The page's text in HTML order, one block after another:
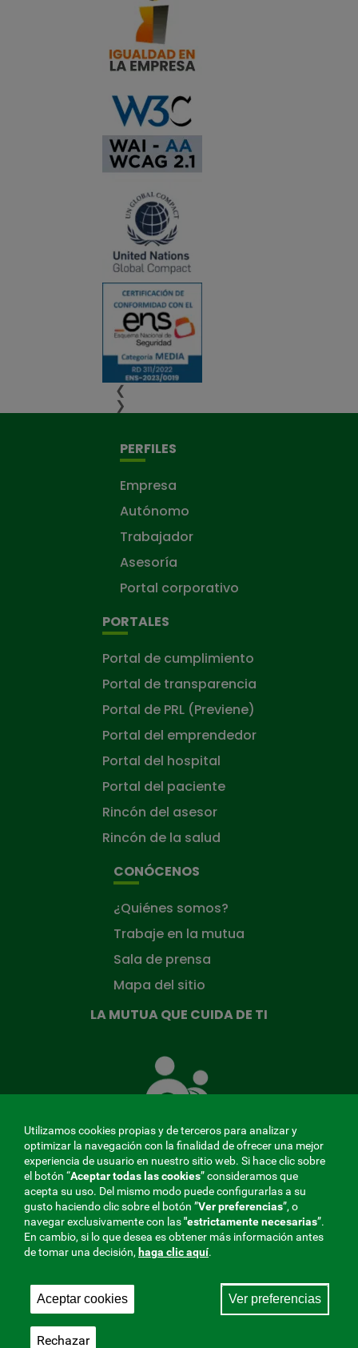
❮
❯
PERFILES
Empresa
Autónomo
Trabajador
Asesoría
Portal corporativo
PORTALES
Portal de cumplimiento
Portal de transparencia
Portal de PRL (Previene)
Portal del emprendedor
Portal del hospital
Portal del paciente
Rincón del asesor
Rincón de la salud
CONÓCENOS
¿Quiénes somos?
Trabaje en la mutua
Sala de prensa
Mapa del sitio
LA MUTUA QUE CUIDA DE TI
Mutua
que
ti
MENÚ
REDES
SOCIALES
V20
Aviso legal|Privacidad
Mutua Colaboradora con la Seguridad Social, 275.
Utilizamos cookies propias y de terceros para analizar y
optimizar la navegación con la finalidad de ofrecer una mejor
experiencia de usuario en nuestro sitio web. Si hace clic sobre
el botón “Aceptar todas las cookies” consideramos que
acepta su uso. Del mismo modo puede configurarlas a su
gusto haciendo clic sobre el botón ”Ver preferencias”, o
navegar exclusivamente con las"estrictamentenecesarias”.
En cambio, si lo que desea es obtener más información antes
de tomar una decisión, haga clic aquí.
Aceptar cookies Ver preferencias
Rechazar